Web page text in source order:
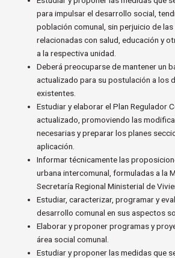
para impulsar el desarrollo social,
población comunal, sin perjuicio de
relacionadas con salud, educación y
a la respectiva unidad.
Deberá preocuparse de mantener un
actualizado para su postulación a los
existentes.
Estudiar y elaborar el Plan Regulador
actualizado, promoviendo las
necesarias y preparar los planes
aplicación.
Informar técnicamente las
urbana intercomunal, formuladas a la
Secretaría Regional Ministerial de
Estudiar, caracterizar, programar y
desarrollo comunal en sus aspectos
Elaborar y proponer programas y
área social comunal.
Estudiar y proponer las medidas que